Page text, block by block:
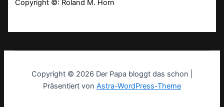
Copyright ©: Roland M. Horn
Copyright © 2026 Der Papa bloggt das schon |
Präsentiert von Astra-WordPress-Theme